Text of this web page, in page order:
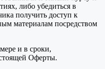
либо убедиться в
получить доступ к
материалам посредством
и в сроки,
Оферты.